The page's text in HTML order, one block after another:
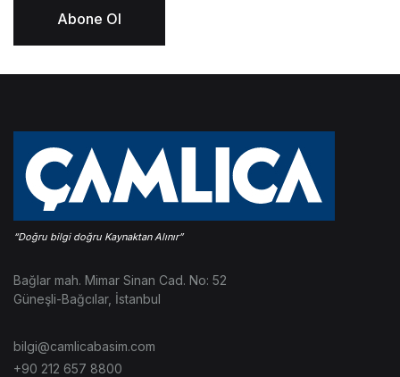
Abone Ol
Bağlar mah. Mimar Sinan Cad. No: 52
Güneşli-Bağcılar, İstanbul
bilgi@camlicabasim.com
+90 212 657 8800